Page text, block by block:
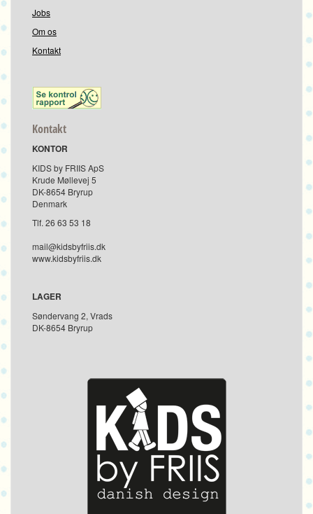
Jobs
Om os
Kontakt
Kontakt
KONTOR
KIDS by FRIIS ApS
Krude Møllevej 5
DK-8654 Bryrup
Denmark
Tlf. 26 63 53 18
mail@kidsbyfriis.dk
www.kidsbyfriis.dk
LAGER
Søndervang 2, Vrads
DK-8654 Bryrup